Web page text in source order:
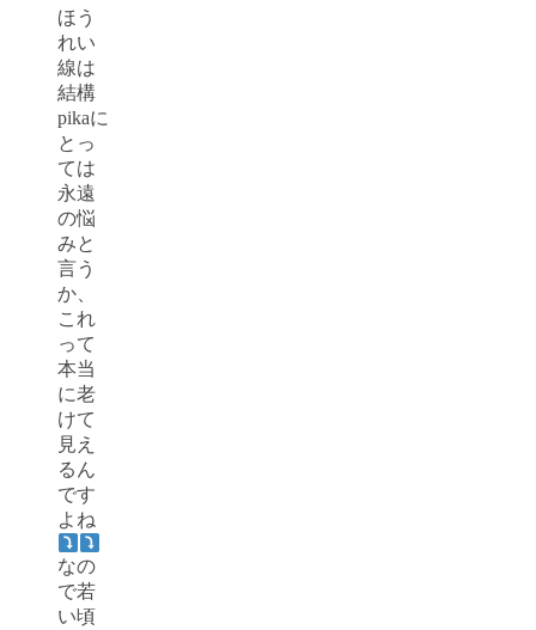
ほう
れい
線は
結構
pikaに
とっ
ては
永遠
の悩
みと
言う
か、
これ
って
本当
に老
けて
見え
るん
です
よね
なの
で若
い頃